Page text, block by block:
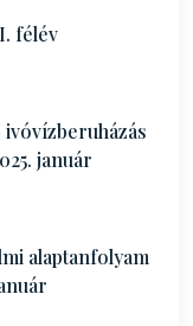
félév
január
alaptanfolyam